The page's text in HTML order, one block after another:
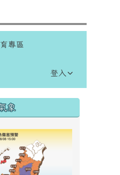
專區
登入
域內容
象